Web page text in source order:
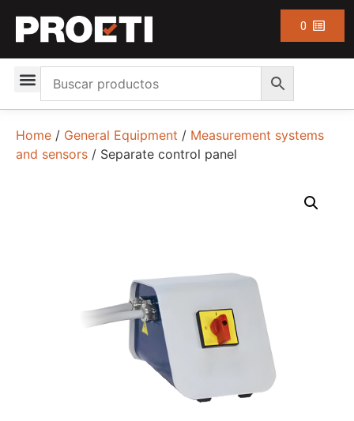
0
Home / General Equipment / Measurement systems
and sensors / Separate control panel